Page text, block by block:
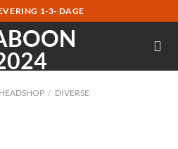
1-3- DAGE
HEADSHOP / DIVERSE